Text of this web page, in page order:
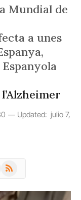
Mundial de
a unes
Updated: julio 7,
RSS